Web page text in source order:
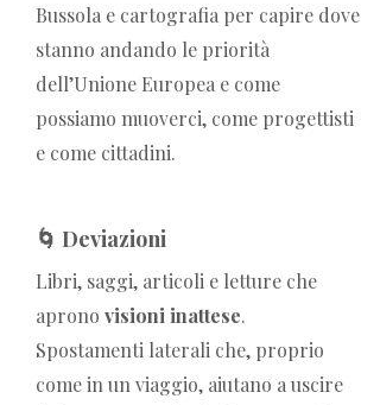
Bussola e cartografia per capire dove
stanno andando le priorità
dell’Unione Europea e come
possiamo muoverci, come progettisti
e come cittadini.
🌀 Deviazioni
Libri, saggi, articoli e letture che
aprono visioni inattese.
Spostamenti laterali che, proprio
come in un viaggio, aiutano a uscire